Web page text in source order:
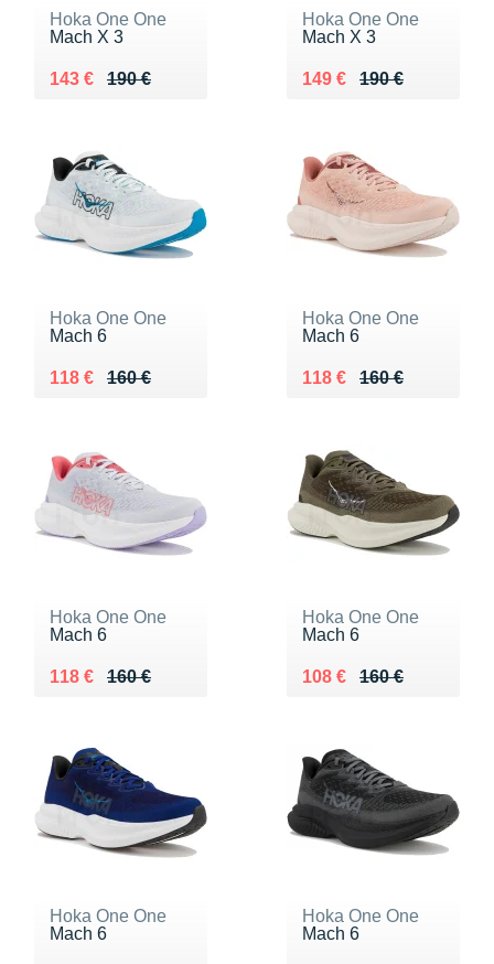
Hoka One One
Mach X 3
190 €
Au lieu de 190 €
143 €
Vendu 143 €
Hoka One One
Mach X 3
190 €
Au lieu de 190 €
149 €
Vendu 149 €
Hoka One One
Mach 6
160 €
Au lieu de 160 €
118 €
Vendu 118 €
Hoka One One
Mach 6
160 €
Au lieu de 160 €
118 €
Vendu 118 €
Hoka One One
Mach 6
160 €
Au lieu de 160 €
118 €
Vendu 118 €
Hoka One One
Mach 6
160 €
Au lieu de 160 €
108 €
Vendu 108 €
Hoka One One
Mach 6
Hoka One One
Mach 6